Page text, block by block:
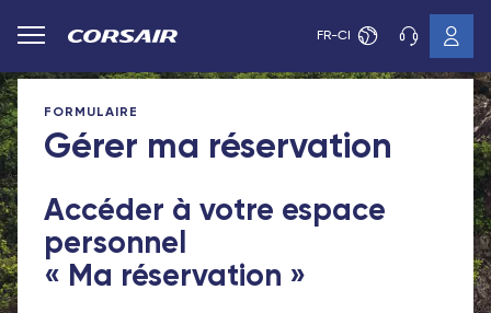
FR-CI
FORMULAIRE
Gérer ma réservation
Accéder à votre espace
personnel
« Ma réservation »